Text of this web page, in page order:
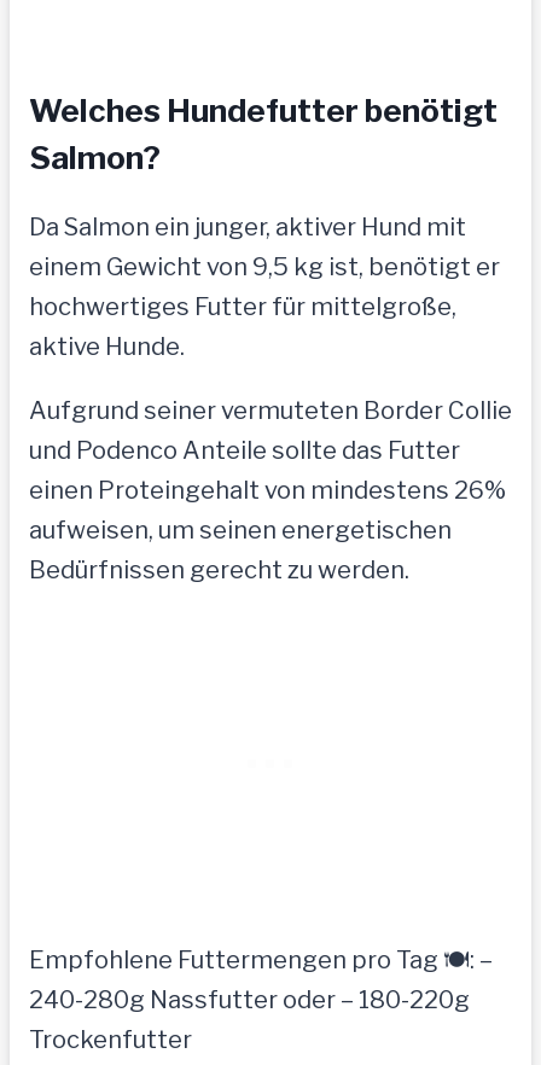
Welches Hundefutter benötigt
Salmon?
Da Salmon ein junger, aktiver Hund mit
einem Gewicht von 9,5 kg ist, benötigt er
hochwertiges Futter für mittelgroße,
aktive Hunde.
Aufgrund seiner vermuteten Border Collie
und Podenco Anteile sollte das Futter
einen Proteingehalt von mindestens 26%
aufweisen, um seinen energetischen
Bedürfnissen gerecht zu werden.
Empfohlene Futtermengen pro Tag 🍽️: –
240-280g Nassfutter oder – 180-220g
Trockenfutter